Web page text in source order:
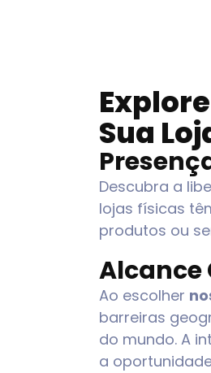
Sua
Descubra a
lojas físicas
produtos ou
Alcance
Ao escolher
barreiras
do mundo. A
a